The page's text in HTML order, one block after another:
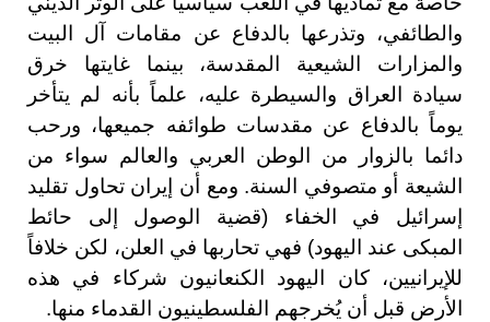
والطائفي، وتذرعها بالدفاع عن مقامات آل البيت
والمزارات الشيعية المقدسة، بينما غايتها خرق
سيادة العراق والسيطرة عليه، علماً بأنه لم يتأخر
يوماً بالدفاع عن مقدسات طوائفه جميعها، ورحب
دائما بالزوار من الوطن العربي والعالم سواء من
الشيعة أو متصوفي السنة. ومع أن إيران تحاول تقليد
إسرائيل في الخفاء (قضية الوصول إلى حائط
المبكى عند اليهود) فهي تحاربها في العلن، لكن خلافاً
للإيرانيين، كان اليهود الكنعانيون شركاء في هذه
الأرض قبل أن يُخرجهم الفلسطينيون القدماء منها.